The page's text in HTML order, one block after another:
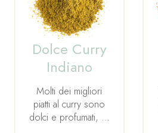
Dolce Curry
Indiano
Molti dei migliori
piatti al curry sono
dolci e profumati, …